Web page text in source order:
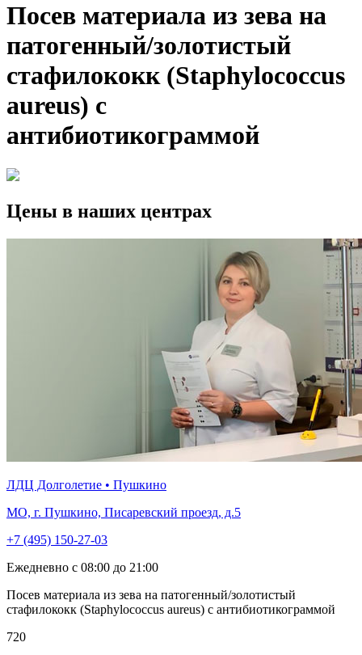
Посев материала из зева на
патогенный/золотистый
стафилококк (Staphylococcus
aureus) с
антибиотикограммой
Цены в наших центрах
ЛДЦ Долголетие • Пушкино
МО, г. Пушкино, Писаревский проезд, д.5
+7 (495) 150-27-03
Ежедневно с 08:00 до 21:00
Посев материала из зева на патогенный/золотистый
стафилококк (Staphylococcus aureus) с антибиотикограммой
720